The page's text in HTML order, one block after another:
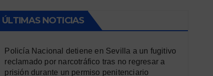
ÚLTIMAS NOTICIAS
Policía Nacional detiene en Sevilla a un fugitivo
reclamado por narcotráfico tras no regresar a
prisión durante un permiso penitenciario